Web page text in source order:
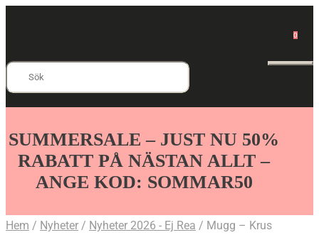
Sök
efter:
0
SUMMERSALE – JUST NU 50%
RABATT PÅ NÄSTAN ALLT –
ANGE KOD: SOMMAR50
Hem / Nyheter / Nyheter 2026 - Ej Rea / Mugg – Krus